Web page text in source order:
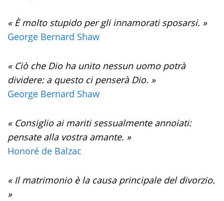
« È molto stupido per gli innamorati sposarsi. »
George Bernard Shaw
« Ciò che Dio ha unito nessun uomo potrà
dividere: a questo ci penserà Dio. »
George Bernard Shaw
« Consiglio ai mariti sessualmente annoiati:
pensate alla vostra amante. »
Honoré de Balzac
« Il matrimonio è la causa principale del divorzio.
»